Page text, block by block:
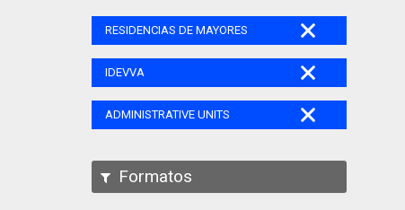
RESIDENCIAS DE MAYORES
IDEVVA
ADMINISTRATIVE UNITS
Formatos